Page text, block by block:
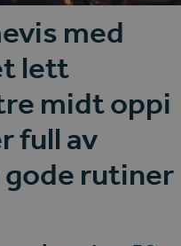
med
lett
midt oppi
full av
gode rutiner